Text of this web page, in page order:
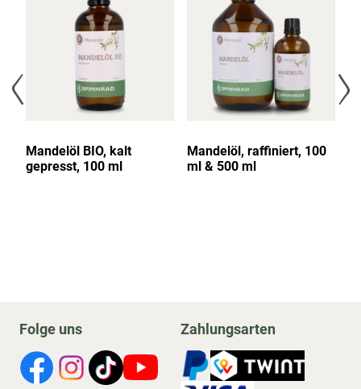
Mandelöl BIO, kalt
gepresst, 100 ml
Mandelöl, raffiniert, 100
ml & 500 ml
Folge uns Zahlungsarten